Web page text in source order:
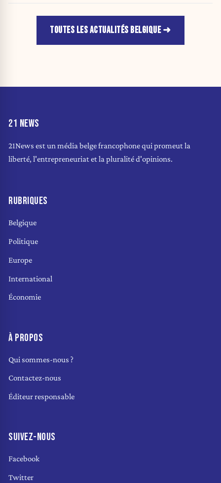
TOUTES LES ACTUALITÉS BELGIQUE
21 NEWS
21News est un média belge francophone qui promeut la
liberté, l'entrepreneuriat et la pluralité d'opinions.
RUBRIQUES
Belgique
Politique
Europe
International
Économie
À PROPOS
Qui sommes-nous ?
Contactez-nous
Éditeur responsable
SUIVEZ-NOUS
Facebook
Twitter